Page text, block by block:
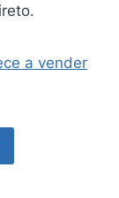
a vender